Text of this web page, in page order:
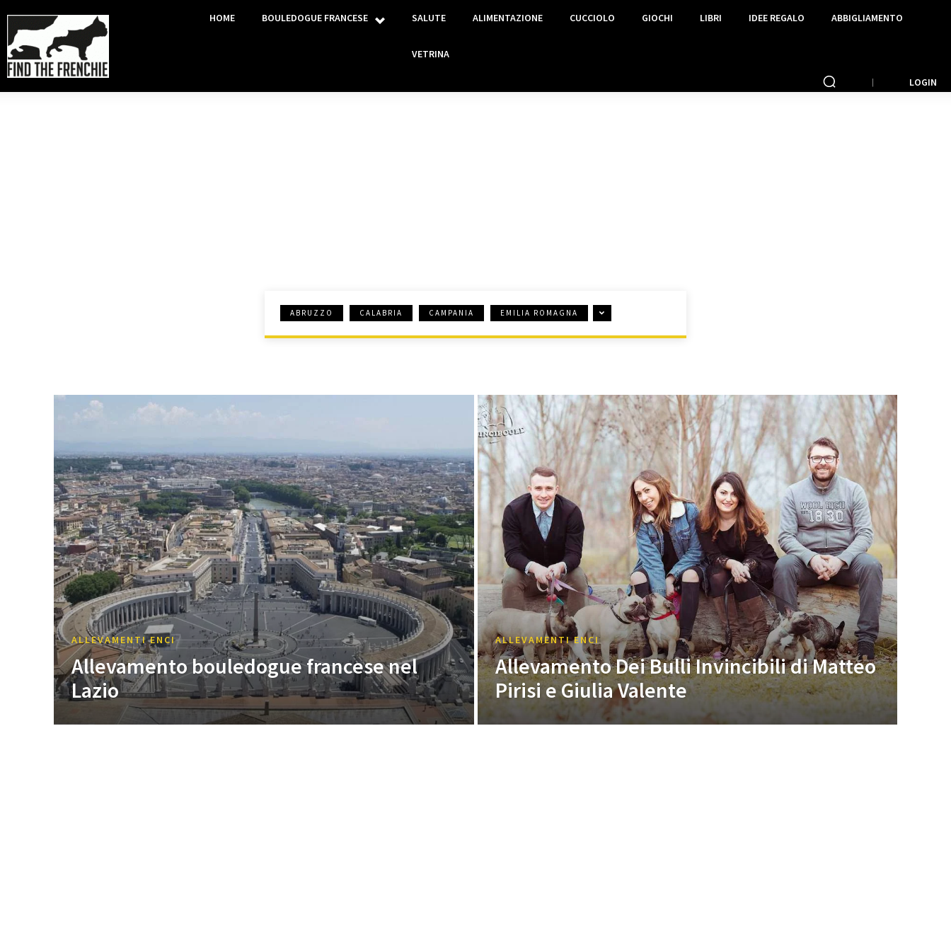
HOME BOULEDOGUE FRANCESE SALUTE ALIMENTAZIONE CUCCIOLO GIOCHI LIBRI IDEE REGALO ABBIGLIAMENTO
VETRINA
LOGIN
ABRUZZO CALABRIA CAMPANIA EMILIA ROMAGNA
ALLEVAMENTI ENCI
Allevamento bouledogue francese nel
Lazio
ALLEVAMENTI ENCI
Allevamento Dei Bulli Invincibili di Matteo
Pirisi e Giulia Valente